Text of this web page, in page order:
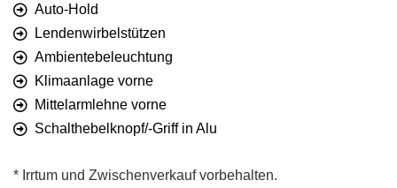
Auto-Hold
Lendenwirbelstützen
Ambientebeleuchtung
Klimaanlage vorne
Mittelarmlehne vorne
Schalthebelknopf/-Griff in Alu
* Irrtum und Zwischenverkauf vorbehalten.